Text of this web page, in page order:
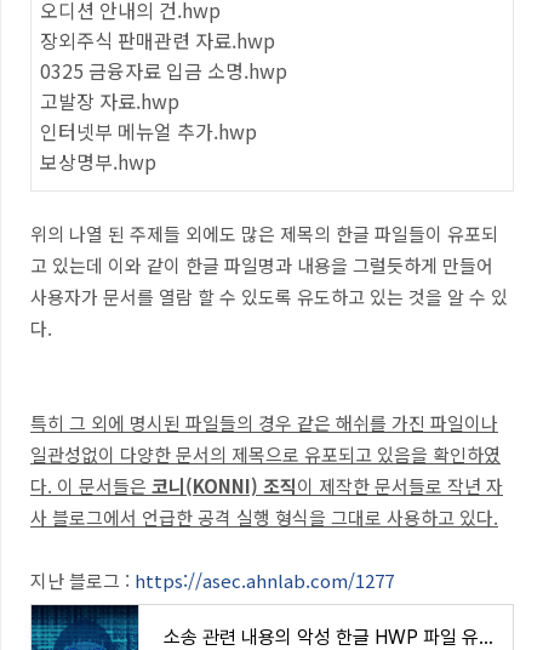
오디션 안내의 건.hwp
장외주식 판매관련 자료.hwp
0325 금융자료 입금 소명.hwp
고발장 자료.hwp
인터넷부 메뉴얼 추가.hwp
보상명부.hwp
위의 나열 된 주제들 외에도 많은 제목의 한글 파일들이 유포되
고 있는데 이와 같이 한글 파일명과 내용을 그럴듯하게 만들어
사용자가 문서를 열람 할 수 있도록 유도하고 있는 것을 알 수 있
다.
특히 그 외에 명시된 파일들의 경우 같은 해쉬를 가진 파일이나
일관성없이 다양한 문서의 제목으로 유포되고 있음을 확인하였
다. 이 문서들은 코니(KONNI) 조직이 제작한 문서들로 작년 자
사 블로그에서 언급한 공격 실행 형식을 그대로 사용하고 있다.
지난 블로그 : https://asec.ahnlab.com/1277
소송 관련 내용의 악성 한글 HWP 파일 유포 - 코니(KONNI) 조직